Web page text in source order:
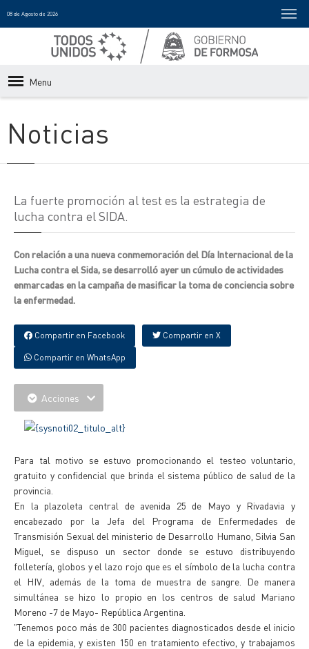
08 de Agosto de 2026
Menu
Noticias
La fuerte promoción al test es la estrategia de
lucha contra el SIDA.
Con relación a una nueva conmemoración del Día Internacional de la
Lucha contra el Sida, se desarrolló ayer un cúmulo de actividades
enmarcadas en la campaña de masificar la toma de conciencia sobre
la enfermedad.
Compartir en Facebook Compartir en X
Compartir en WhatsApp
Acciones
Para tal motivo se estuvo promocionando el testeo voluntario,
gratuito y confidencial que brinda el sistema público de salud de la
provincia.
En la plazoleta central de avenida 25 de Mayo y Rivadavia y
encabezado por la Jefa del Programa de Enfermedades de
Transmisión Sexual del ministerio de Desarrollo Humano, Silvia San
Miguel, se dispuso un sector donde se estuvo distribuyendo
folletería, globos y el lazo rojo que es el símbolo de la lucha contra
el HIV, además de la toma de muestra de sangre. De manera
simultánea se hizo lo propio en los centros de salud Mariano
Moreno -7 de Mayo- República Argentina.
"Tenemos poco más de 300 pacientes diagnosticados desde el inicio
de la epidemia, y existen 150 en tratamiento efectivo, y trabajamos